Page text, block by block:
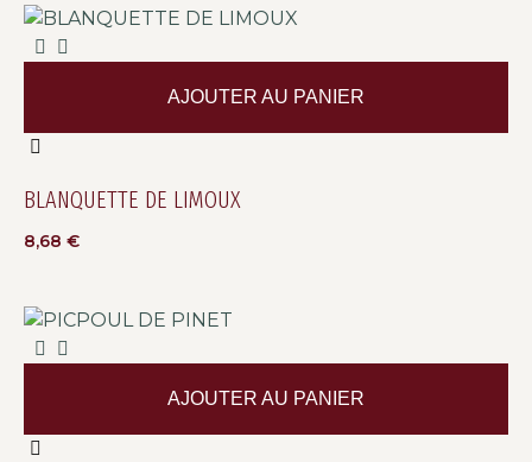
BLANQUETTE DE LIMOUX
8,68 €
AJOUTER AU PANIER
AJOUTER AU PANIER